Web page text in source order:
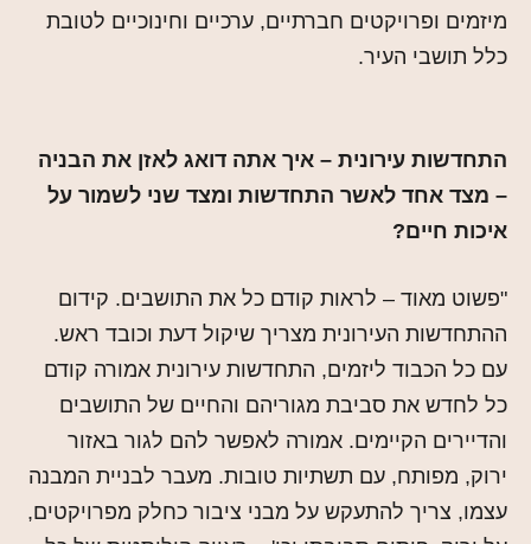
מיזמים ופרויקטים חברתיים, ערכיים וחינוכיים לטובת
כלל תושבי העיר.
התחדשות עירונית – איך אתה דואג לאזן את הבניה
– מצד אחד לאשר התחדשות ומצד שני לשמור על
איכות חיים?
"פשוט מאוד – לראות קודם כל את התושבים. קידום
ההתחדשות העירונית מצריך שיקול דעת וכובד ראש.
עם כל הכבוד ליזמים, התחדשות עירונית אמורה קודם
כל לחדש את סביבת מגוריהם והחיים של התושבים
והדיירים הקיימים. אמורה לאפשר להם לגור באזור
ירוק, מפותח, עם תשתיות טובות. מעבר לבניית המבנה
עצמו, צריך להתעקש על מבני ציבור כחלק מפרויקטים,